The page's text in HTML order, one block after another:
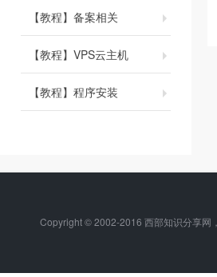
【教程】备案相关
【教程】VPS云主机
【教程】程序安装
Copyright © 2002-2016 西部知识分享